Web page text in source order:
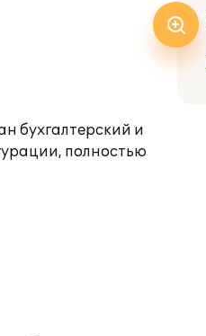
бухгалтерский и
полностью